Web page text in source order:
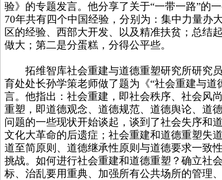
验》的专题发言。他分享了关于“一带一路”的
70年共有四个中国经验，分别为：集中力量办
区的经验、西部大开发、以及精准扶贫；总结
做大；第二是分蛋糕，分得公平些。
拓维智库社会重建与道德重塑研究所研究
育处处长孙学策老师做了题为《“社会重建与道
言。他指出：社会重建，即社会秩序、社会风
重塑，即道德观念、道德规范、道德舆论、道
问题的一些现状开始谈起，谈到了社会失序和
文化大革命的后遗症；社会重建和道德重塑失
道至简原则、道德继承性原则与道德要求一致
挑战。如何进行社会重建和道德重塑？确立社
标、治乱要用重典、加强所有公共场所的管理